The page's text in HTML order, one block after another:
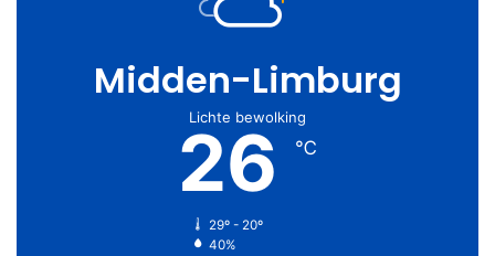
Midden-Limburg
Lichte bewolking
26 ℃
29º - 20º
40%